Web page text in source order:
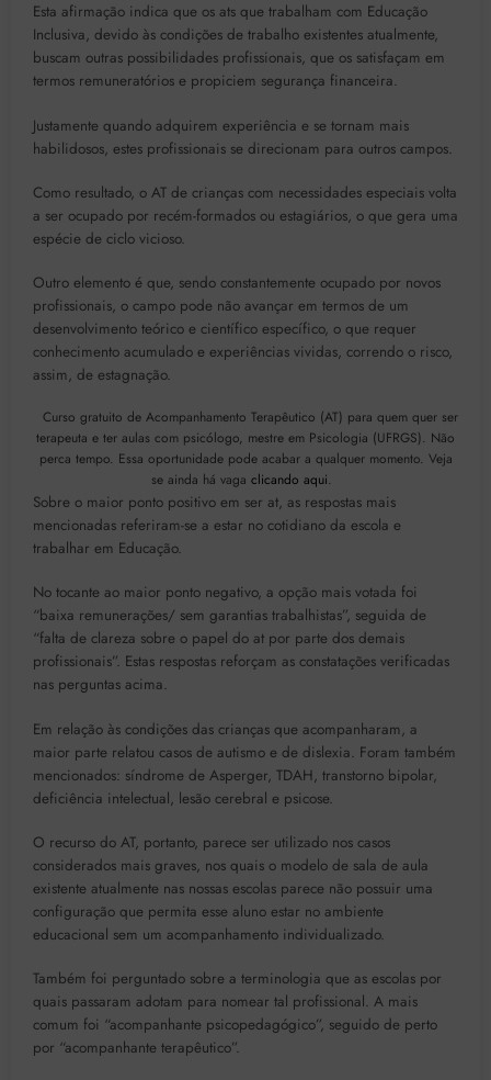
Esta afirmação indica que os ats que trabalham com Educação
Inclusiva, devido às condições de trabalho existentes atualmente,
buscam outras possibilidades profissionais, que os satisfaçam em
termos remuneratórios e propiciem segurança financeira.
Justamente quando adquirem experiência e se tornam mais
habilidosos, estes profissionais se direcionam para outros campos.
Como resultado, o AT de crianças com necessidades especiais volta
a ser ocupado por recém-formados ou estagiários, o que gera uma
espécie de ciclo vicioso.
Outro elemento é que, sendo constantemente ocupado por novos
profissionais, o campo pode não avançar em termos de um
desenvolvimento teórico e científico específico, o que requer
conhecimento acumulado e experiências vividas, correndo o risco,
assim, de estagnação.
Curso gratuito de Acompanhamento Terapêutico (AT) para quem quer ser
terapeuta e ter aulas com psicólogo, mestre em Psicologia (UFRGS). Não
perca tempo. Essa oportunidade pode acabar a qualquer momento. Veja
se ainda há vaga clicando aqui.
Sobre o maior ponto positivo em ser at, as respostas mais
mencionadas referiram-se a estar no cotidiano da escola e
trabalhar em Educação.
No tocante ao maior ponto negativo, a opção mais votada foi
“baixa remunerações/ sem garantias trabalhistas”, seguida de
“falta de clareza sobre o papel do at por parte dos demais
profissionais”. Estas respostas reforçam as constatações verificadas
nas perguntas acima.
Em relação às condições das crianças que acompanharam, a
maior parte relatou casos de autismo e de dislexia. Foram também
mencionados: síndrome de Asperger, TDAH, transtorno bipolar,
deficiência intelectual, lesão cerebral e psicose.
O recurso do AT, portanto, parece ser utilizado nos casos
considerados mais graves, nos quais o modelo de sala de aula
existente atualmente nas nossas escolas parece não possuir uma
configuração que permita esse aluno estar no ambiente
educacional sem um acompanhamento individualizado.
Também foi perguntado sobre a terminologia que as escolas por
quais passaram adotam para nomear tal profissional. A mais
comum foi “acompanhante psicopedagógico”, seguido de perto
por “acompanhante terapêutico”.